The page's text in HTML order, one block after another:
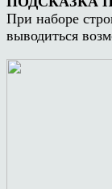
При наборе
выводиться